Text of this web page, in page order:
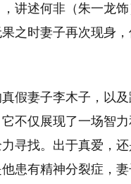
讲述何非（朱一龙
之时妻子再次现身
假妻子李木子，以
不仅展现了一场智
寻找。出于真爱，
患有精神分裂症，妻